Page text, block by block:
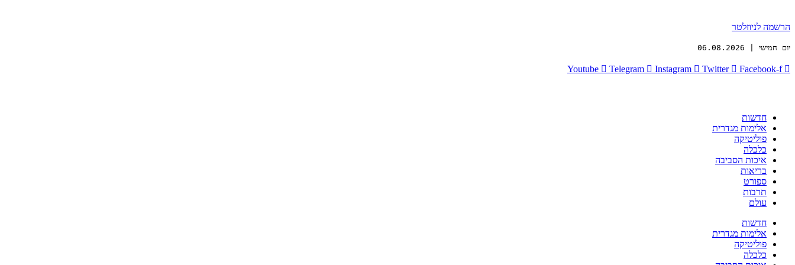
הרשמה לניוזלטר
יום חמישי | 06.08.2026
Youtube Telegram Instagram Twitter Facebook-f
חדשות
אלימות מגדרית
פוליטיקה
כלכלה
איכות הסביבה
בריאות
ספורט
תרבות
עולם
חדשות
אלימות מגדרית
פוליטיקה
כלכלה